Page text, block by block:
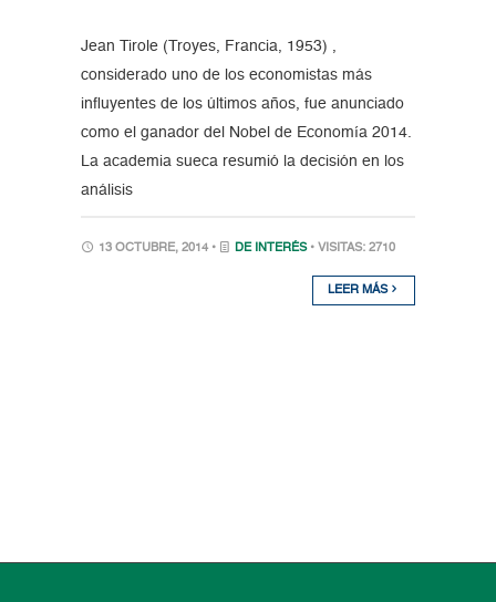
Jean Tirole (Troyes, Francia, 1953) ,
considerado uno de los economistas más
influyentes de los últimos años, fue anunciado
como el ganador del Nobel de Economía 2014.
La academia sueca resumió la decisión en los
análisis
13 OCTUBRE, 2014 • DE INTERÉS • VISITAS: 2710
LEER MÁS